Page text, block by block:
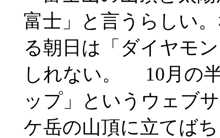
富士」と言うらしい
る朝日は「ダイヤモ
しれない。 10月の
ップ」というウェブ
ケ岳の山頂に立てば